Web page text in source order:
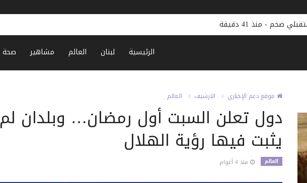
ضخم- منذ 41 دقيقة
الرئيسية لبنان العالم مشاهير صحة
موقع دعم الإخباري الارشيف العالم
دول تعلن السبت أول رمضان… وبلدان لم
يثبت فيها رؤية الهلال
العالم منذ 4 أعوام